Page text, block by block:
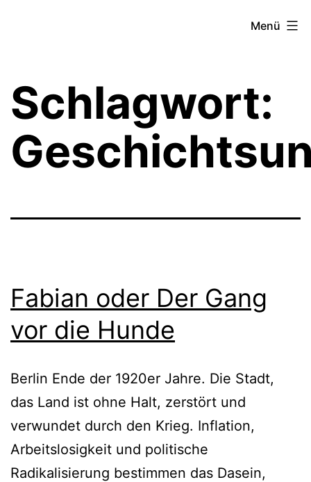
Menü
Schlagwort:
Fabian oder Der Gang
vor die Hunde
Berlin Ende der 1920er Jahre. Die Stadt,
das Land ist ohne Halt, zerstört und
verwundet durch den Krieg. Inflation,
Arbeitslosigkeit und politische
Radikalisierung bestimmen das Dasein,